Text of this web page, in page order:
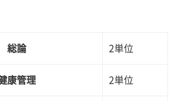
総論 2単位
康管理 2単位